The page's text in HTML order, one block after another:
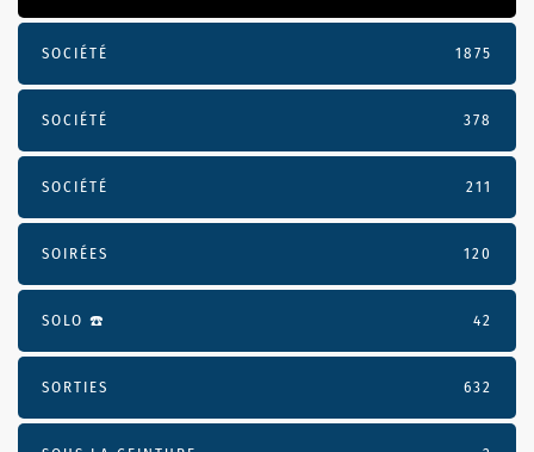
SOCIÉTÉ 1875
SOCIÉTÉ 378
SOCIÉTÉ 211
SOIRÉES 120
SOLO ☎️ 42
SORTIES 632